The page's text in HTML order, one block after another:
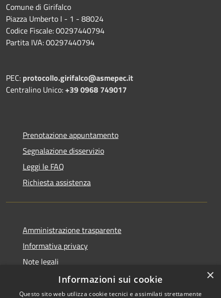
Comune di Girifalco
Piazza Umberto I - 1 - 88024
Codice Fiscale: 00297440794
Partita IVA: 00297440794
PEC: protocollo.girifalco@asmepec.it
Centralino Unico:+39 0968 749017
Prenotazione appuntamento
Segnalazione disservizio
Leggi le FAQ
Richiesta assistenza
Amministrazione trasparente
Informativa privacy
Note legali
Dichiarazione di accessibilità
×
Informazioni sui cookie
Questo sito web utilizza cookie tecnici e assimilati strettamente